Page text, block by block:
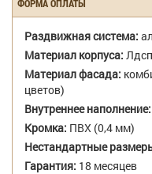
ФОРМА ОПЛАТЫ
Раздвижная система:
Материал корпуса: Лдсп
Материал фасада:
цветов)
Внутреннее наполнение:
Кромка: ПВХ (0,4 мм)
Нестандартные
Гарантия: 18 месяцев